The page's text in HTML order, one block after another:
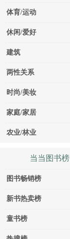
体育/运动
休闲/爱好
建筑
两性关系
时尚/美妆
家庭/家居
农业/林业
当当图书榜
图书畅销榜
新书热卖榜
童书榜